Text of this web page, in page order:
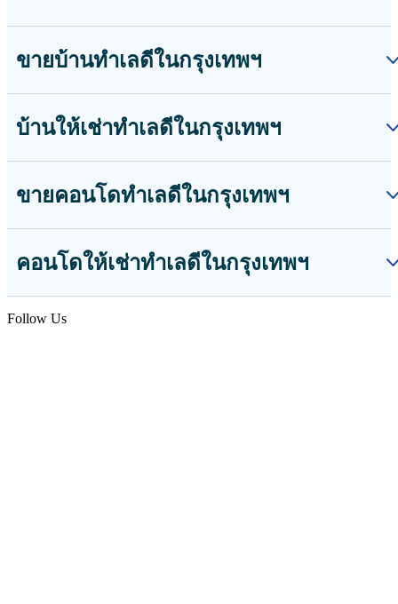
ขายบ้านทำเลดีในกรุงเทพฯ
บ้านให้เช่าทำเลดีในกรุงเทพฯ
ขายคอนโดทำเลดีในกรุงเทพฯ
คอนโดให้เช่าทำเลดีในกรุงเทพฯ
Follow Us